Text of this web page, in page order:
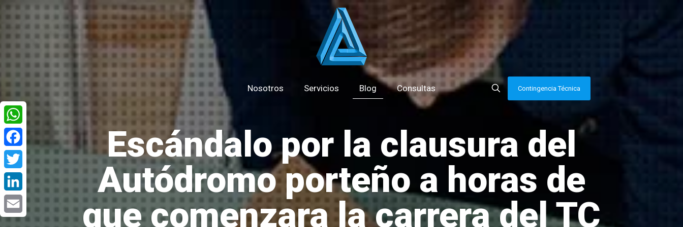
Nosotros Servicios Blog Consultas Contingencia Técnica
Escándalo por la clausura del
Autódromo porteño a horas de
que comenzara la carrera del TC
WhatsApp
Facebook
Twitter
LinkedIn
Email